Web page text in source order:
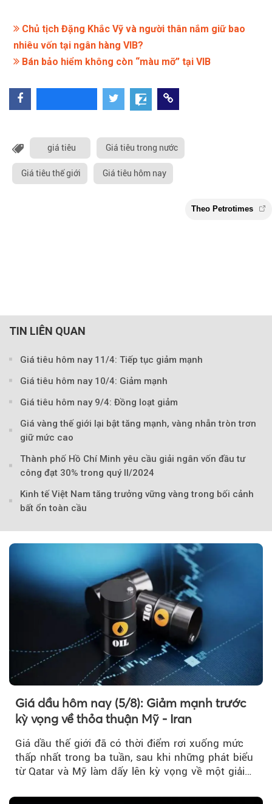
Chủ tịch Đặng Khắc Vỹ và người thân nắm giữ bao
nhiêu vốn tại ngân hàng VIB?
Bán bảo hiểm không còn “màu mỡ” tại VIB
giá tiêu Giá tiêu trong nước
Giá tiêu thế giới Giá tiêu hôm nay
TIN LIÊN QUAN
Giá tiêu hôm nay 11/4: Tiếp tục giảm mạnh
Giá tiêu hôm nay 10/4: Giảm mạnh
Giá tiêu hôm nay 9/4: Đồng loạt giảm
Giá vàng thế giới lại bật tăng mạnh, vàng nhẫn tròn trơn
giữ mức cao
Thành phố Hồ Chí Minh yêu cầu giải ngân vốn đầu tư
công đạt 30% trong quý II/2024
Kinh tế Việt Nam tăng trưởng vững vàng trong bối cảnh
bất ổn toàn cầu
Giá dầu hôm nay (5/8): Giảm mạnh trước
kỳ vọng về thỏa thuận Mỹ - Iran
Giá dầu thế giới đã có thời điểm rơi xuống mức
thấp nhất trong ba tuần, sau khi những phát biểu
từ Qatar và Mỹ làm dấy lên kỳ vọng về một giải
Iran.